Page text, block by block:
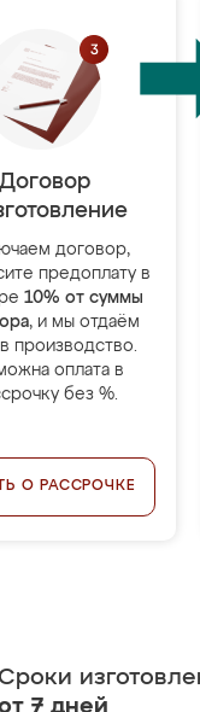
Договор
договор,
предоплату в
10% от суммы
, и мы отдаём
в производство.
оплата в
без %.
О РАССРОЧКЕ
7 дней